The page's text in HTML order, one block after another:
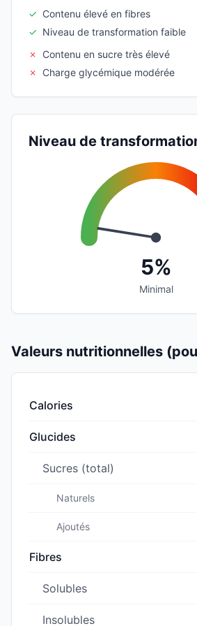
✓ Contenu élevé en fibres
✓ Niveau de transformation faible
✗
Contenu en sucre très élevé
✗
Charge glycémique modérée
Niveau de
5%
Minimal
Valeurs nutritionnelles
Calories
Glucides
Sucres (total)
Naturels
Ajoutés
Fibres
Solubles
Insolubles